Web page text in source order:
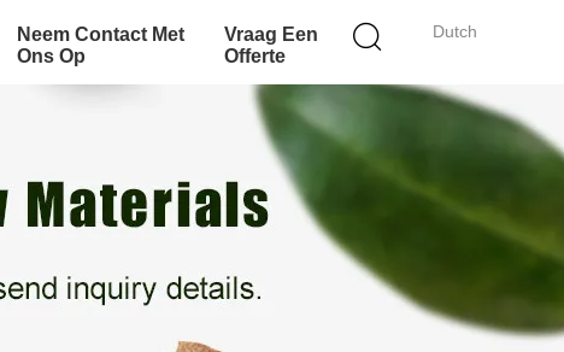
Dutch
Neem Contact Met
Ons Op
Vraag Een
Offerte